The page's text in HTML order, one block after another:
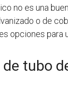
no es una
o de
opciones para
de tubo